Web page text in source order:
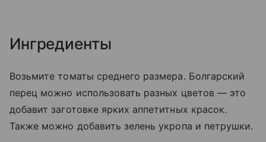
Ингредиенты
Возьмите томаты среднего размера. Болгарский
перец можно использовать разных цветов — это
добавит заготовке ярких аппетитных красок.
Также можно добавить зелень укропа и петрушки.